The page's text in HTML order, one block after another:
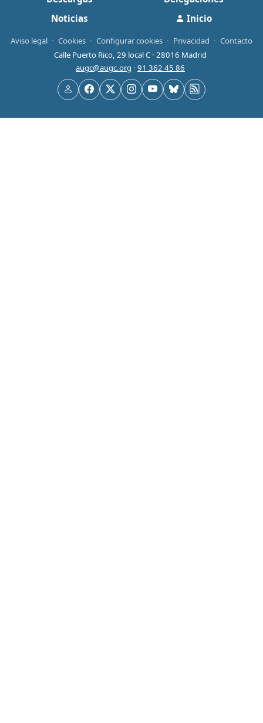
Noticias
Inicio
Aviso legal · Cookies · Configurar cookies · Privacidad · Contacto
Calle Puerto Rico, 29 local C · 28016 Madrid
augc@augc.org · 91 362 45 86
UsuarioFacebook
X Instagram
YouTube
Bluesky
RSS